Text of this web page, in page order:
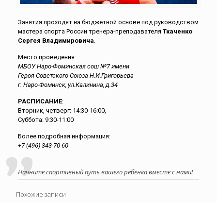
Занятия проходят на бюджетной основе под руководством
мастера спорта России тренера-преподавателя Ткаченко
Сергея Владимировича.
Место проведения:
МБОУ Наро-Фоминская сош №7 имени
Героя Советского Союза Н.И.Григорьева
г. Наро-Фоминск, ул.Калинина, д.34
РАСПИСАНИЕ:
Вторник, четверг: 14:30-16:00,
Суббота: 9:30-11:00
Более подробная информация:
+7 (496) 343-70-60
Начните спортивный путь вашего ребёнка вместе с нами!
Похожие записи